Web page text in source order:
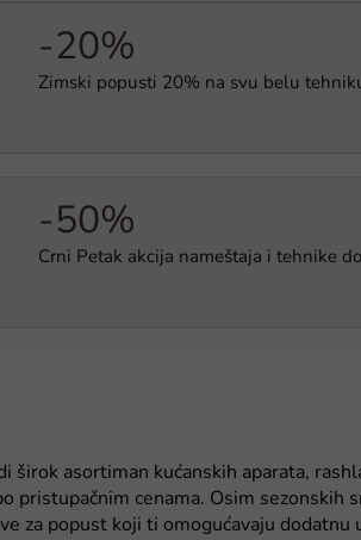
-20%
Zimski popusti 20% na svu belu
-50%
Crni Petak akcija nameštaja i tehnike
širok asortiman kućanskih aparata,
pristupačnim cenama. Osim sezonskih
za popust koji ti omogućavaju